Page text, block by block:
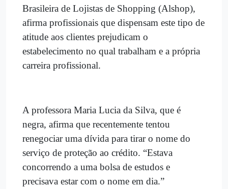
Brasileira de Lojistas de Shopping (Alshop),
afirma profissionais que dispensam este tipo de
atitude aos clientes prejudicam o
estabelecimento no qual trabalham e a própria
carreira profissional.
A professora Maria Lucia da Silva, que é
negra, afirma que recentemente tentou
renegociar uma dívida para tirar o nome do
serviço de proteção ao crédito. “Estava
concorrendo a uma bolsa de estudos e
precisava estar com o nome em dia.”